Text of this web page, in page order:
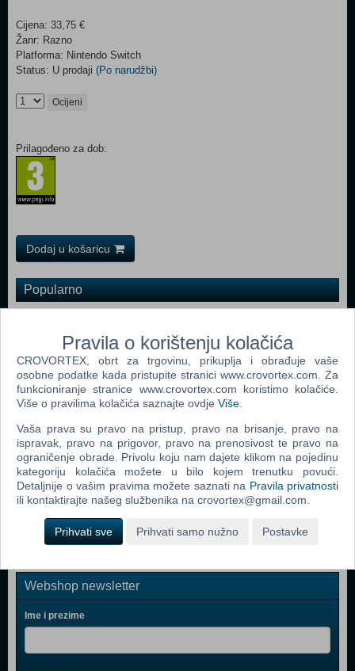
Cijena: 33,75 €
Žanr: Razno
Platforma: Nintendo Switch
Status: U prodaji (Po narudžbi)
Ocijeni
Prilagođeno za dob:
Dodaj u košaricu
Popularno
SNK 40th ANNIVERSARY COLLECTION (N) (Nintendo
Switch)
Nintendo Labo Toy-Con 02 Robo Kit (Nintendo Switch)
Will A Wonderful World (N) (Nintendo Switch)
Gal*Gun Returns (N) (Nintendo Switch)
Aokana - Four Rhythms Across the Blue (N) (Nintendo
Switch)
Webshop newsletter
Ime i prezime
Pravila o korištenju kolačića
CROVORTEX, obrt za trgovinu, prikuplja i obrađuje vaše
osobne podatke kada pristupite stranici www.crovortex.com. Za
funkcioniranje stranice www.crovortex.com koristimo kolačiće.
Više o pravilima kolačića saznajte ovdje Više
Vaša prava su pravo na pristup, pravo na brisanje, pravo na
ispravak, pravo na prigovor, pravo na prenosivost te pravo na
ograničenje obrade. Privolu koju nam dajete klikom na pojedinu
kategoriju kolačića možete u bilo kojem trenutku povući.
Detaljnije o vašim pravima možete saznati na Pravila privatnosti
ili kontaktirajte našeg službenika na crovortex@gmail.com.
Prihvati sve Prihvati samo nužno Postavke